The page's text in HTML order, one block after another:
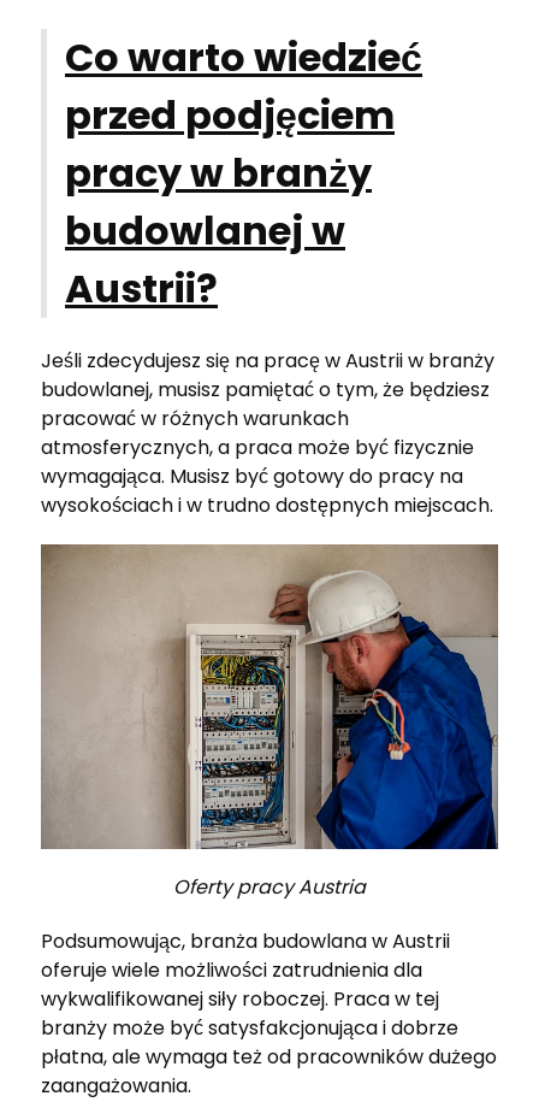
Co warto wiedzieć
przed podjęciem
pracy w branży
budowlanej w
Austrii?
Jeśli zdecydujesz się na pracę w Austrii w branży
budowlanej, musisz pamiętać o tym, że będziesz
pracować w różnych warunkach
atmosferycznych, a praca może być fizycznie
wymagająca. Musisz być gotowy do pracy na
wysokościach i w trudno dostępnych miejscach.
Oferty pracy Austria
Podsumowując, branża budowlana w Austrii
oferuje wiele możliwości zatrudnienia dla
wykwalifikowanej siły roboczej. Praca w tej
branży może być satysfakcjonująca i dobrze
płatna, ale wymaga też od pracowników dużego
zaangażowania.